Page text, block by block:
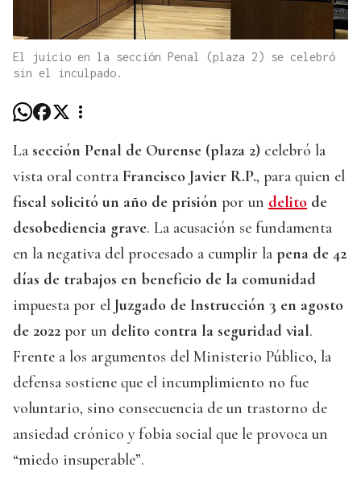
El juicio en la sección Penal (plaza 2) se celebró
sin el inculpado.
La sección Penal de Ourense (plaza 2) celebró la
vista oral contra Francisco Javier R.P., para quien el
fiscal solicitó un año de prisión por un delito de
desobediencia grave. La acusación se fundamenta
en la negativa del procesado a cumplir la pena de 42
días de trabajos en beneficio de la comunidad
impuesta por el Juzgado de Instrucción 3 en agosto
de 2022 por un delito contra la seguridad vial.
Frente a los argumentos del Ministerio Público, la
defensa sostiene que el incumplimiento no fue
voluntario, sino consecuencia de un trastorno de
ansiedad crónico y fobia social que le provoca un
“miedo insuperable”.